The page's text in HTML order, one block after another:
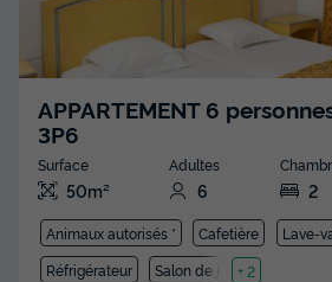
APPARTEMENT 6
3P6
Surface
50m²
Adultes
6 2
Animaux autorisés * Cafetière
Lave-
Réfrigérateur
Salon de jardin
+ 2